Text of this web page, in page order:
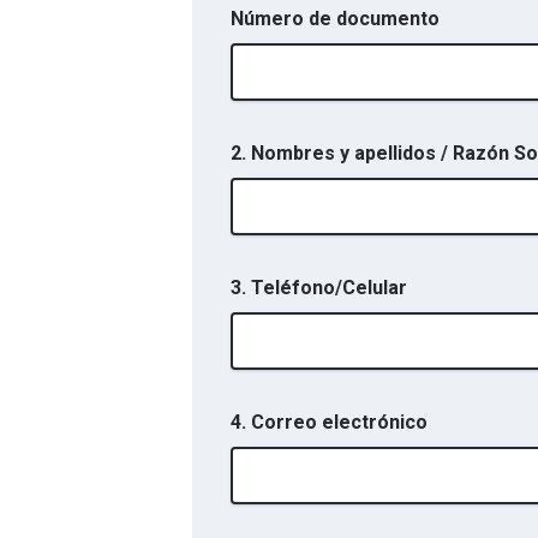
Número de documento
2. Nombres y apellidos / Razón
3. Teléfono/Celular
4. Correo electrónico